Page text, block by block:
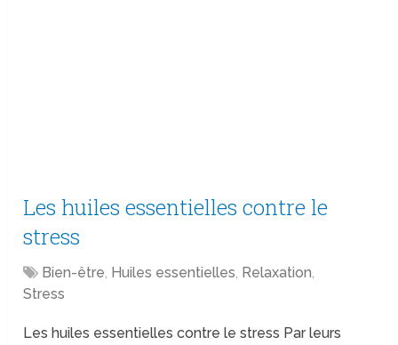
Les huiles essentielles contre le
stress
Bien-être, Huiles essentielles, Relaxation,
Stress
Les huiles essentielles contre le stress Par leurs